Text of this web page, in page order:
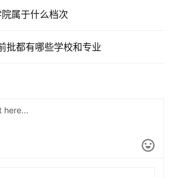
属于什么档次
批都有哪些学校和专业